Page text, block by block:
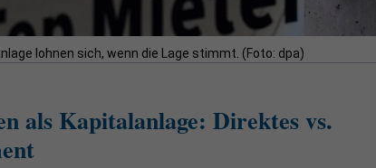
lohnen sich, wenn die Lage stimmt. (Foto: dpa)
als Kapitalanlage: Direktes vs.